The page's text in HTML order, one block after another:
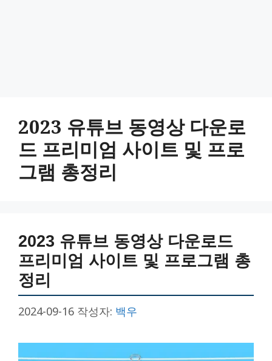
2023 유튜브 동영상 다운로
드 프리미엄 사이트 및 프로
그램 총정리
2023 유튜브 동영상 다운로드
프리미엄 사이트 및 프로그램 총
정리
2024-09-16 작성자: 백우